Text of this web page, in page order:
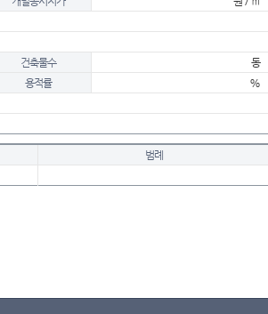
건축물수
동
용적률
%
범례